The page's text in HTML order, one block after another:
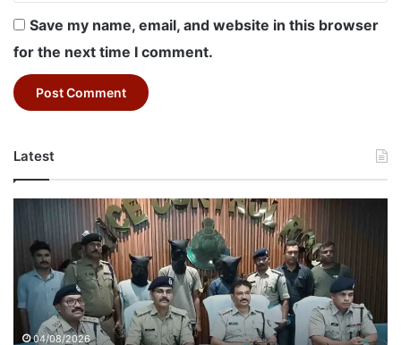
Save my name, email, and website in this browser
for the next time I comment.
Latest
Betul
Case:
बैतूल
मर्डर
मिस्ट्री
सुलझी:
जीजा04/08/2026